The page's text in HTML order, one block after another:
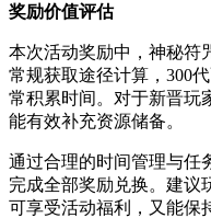
奖励价值评估
本次活动奖励中，神秘符
常规获取途径计算，300
常积累时间。对于新晋玩
能有效补充资源储备。
通过合理的时间管理与任
完成全部奖励兑换。建议
可享受活动福利，又能保